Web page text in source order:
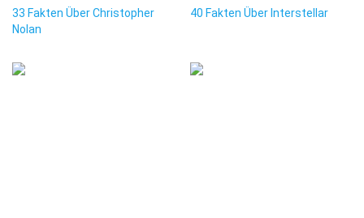
33 Fakten Über Christopher
Nolan
40 Fakten Über Interstellar